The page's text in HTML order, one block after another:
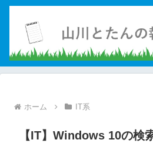
ホーム IT系
【IT】Windows 10の検